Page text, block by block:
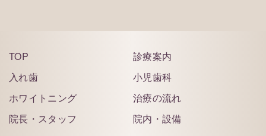
TOP
診療案内
入れ歯
小児歯科
ホワイトニング
治療の流れ
院長・スタッフ
院内・設備